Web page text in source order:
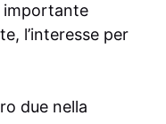
importante
l’interesse per
due nella